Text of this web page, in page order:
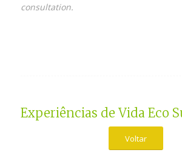
consultation.
Experiências de Vida Eco
Voltar